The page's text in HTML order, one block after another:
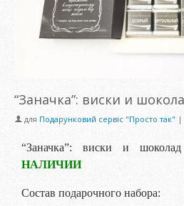
“Заначка”: виски и
для Подарунковий сервіс "Просто так" |
“Заначка”: виски и
НАЛИЧИИ
Состав подарочного набора: